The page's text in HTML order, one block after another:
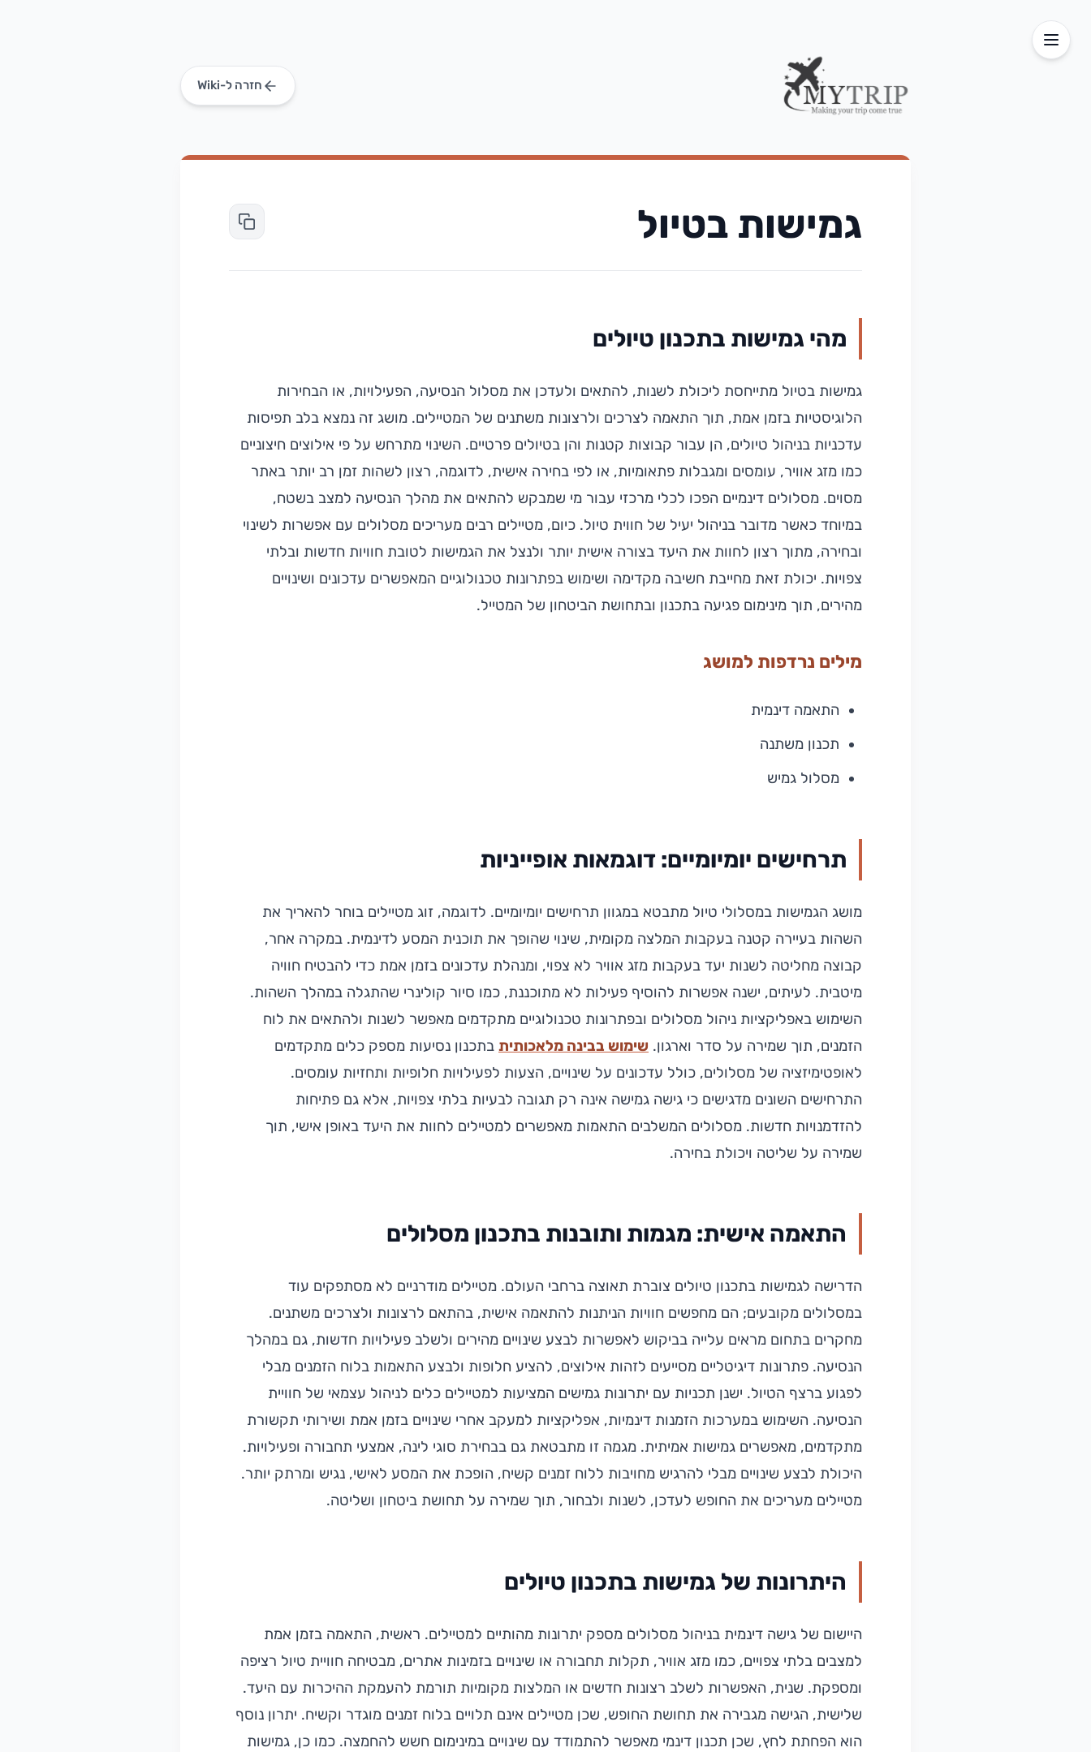
חזרה ל-Wiki
גמישות בטיול
מהי גמישות בתכנון טיולים
גמישות בטיול מתייחסת ליכולת לשנות, להתאים ולעדכן את מסלול הנסיעה, הפעילויות, או הבחירות
הלוגיסטיות בזמן אמת, תוך התאמה לצרכים ולרצונות משתנים של המטיילים. מושג זה נמצא בלב תפיסות
עדכניות בניהול טיולים, הן עבור קבוצות קטנות והן בטיולים פרטיים. השינוי מתרחש על פי אילוצים חיצוניים
כמו מזג אוויר, עומסים ומגבלות פתאומיות, או לפי בחירה אישית, לדוגמה, רצון לשהות זמן רב יותר באתר
מסוים. מסלולים דינמיים הפכו לכלי מרכזי עבור מי שמבקש להתאים את מהלך הנסיעה למצב בשטח,
במיוחד כאשר מדובר בניהול יעיל של חווית טיול. כיום, מטיילים רבים מעריכים מסלולים עם אפשרות לשינוי
ובחירה, מתוך רצון לחוות את היעד בצורה אישית יותר ולנצל את הגמישות לטובת חוויות חדשות ובלתי
צפויות. יכולת זאת מחייבת חשיבה מקדימה ושימוש בפתרונות טכנולוגיים המאפשרים עדכונים ושינויים
מהירים, תוך מינימום פגיעה בתכנון ובתחושת הביטחון של המטייל.
מילים נרדפות למושג
התאמה דינמית
תכנון משתנה
מסלול גמיש
תרחישים יומיומיים: דוגמאות אופייניות
מושג הגמישות במסלולי טיול מתבטא במגוון תרחישים יומיומיים. לדוגמה, זוג מטיילים בוחר להאריך את
השהות בעיירה קטנה בעקבות המלצה מקומית, שינוי שהופך את תוכנית המסע לדינמית. במקרה אחר,
קבוצה מחליטה לשנות יעד בעקבות מזג אוויר לא צפוי, ומנהלת עדכונים בזמן אמת כדי להבטיח חוויה
מיטבית. לעיתים, ישנה אפשרות להוסיף פעילות לא מתוכננת, כמו סיור קולינרי שהתגלה במהלך השהות.
השימוש באפליקציות ניהול מסלולים ובפתרונות טכנולוגיים מתקדמים מאפשר לשנות ולהתאים את לוח
הזמנים, תוך שמירה על סדר וארגון. שימוש בבינה מלאכותית בתכנון נסיעות מספק כלים מתקדמים
לאופטימיזציה של מסלולים, כולל עדכונים על שינויים, הצעות לפעילויות חלופיות ותחזיות עומסים.
התרחישים השונים מדגישים כי גישה גמישה אינה רק תגובה לבעיות בלתי צפויות, אלא גם פתיחות
להזדמנויות חדשות. מסלולים המשלבים התאמות מאפשרים למטיילים לחוות את היעד באופן אישי, תוך
שמירה על שליטה ויכולת בחירה.
התאמה אישית: מגמות ותובנות בתכנון מסלולים
הדרישה לגמישות בתכנון טיולים צוברת תאוצה ברחבי העולם. מטיילים מודרניים לא מסתפקים עוד
במסלולים מקובעים; הם מחפשים חוויות הניתנות להתאמה אישית, בהתאם לרצונות ולצרכים משתנים.
מחקרים בתחום מראים עלייה בביקוש לאפשרות לבצע שינויים מהירים ולשלב פעילויות חדשות, גם במהלך
הנסיעה. פתרונות דיגיטליים מסייעים לזהות אילוצים, להציע חלופות ולבצע התאמות בלוח הזמנים מבלי
לפגוע ברצף הטיול. ישנן תכניות עם יתרונות גמישים המציעות למטיילים כלים לניהול עצמאי של חוויית
הנסיעה. השימוש במערכות הזמנות דינמיות, אפליקציות למעקב אחרי שינויים בזמן אמת ושירותי תקשורת
מתקדמים, מאפשרים גמישות אמיתית. מגמה זו מתבטאת גם בבחירת סוגי לינה, אמצעי תחבורה ופעילויות.
היכולת לבצע שינויים מבלי להרגיש מחויבות ללוח זמנים קשיח, הופכת את המסע לאישי, נגיש ומרתק יותר.
מטיילים מעריכים את החופש לעדכן, לשנות ולבחור, תוך שמירה על תחושת ביטחון ושליטה.
היתרונות של גמישות בתכנון טיולים
היישום של גישה דינמית בניהול מסלולים מספק יתרונות מהותיים למטיילים. ראשית, התאמה בזמן אמת
למצבים בלתי צפויים, כמו מזג אוויר, תקלות תחבורה או שינויים בזמינות אתרים, מבטיחה חוויית טיול רציפה
ומספקת. שנית, האפשרות לשלב רצונות חדשים או המלצות מקומיות תורמת להעמקת ההיכרות עם היעד.
שלישית, הגישה מגבירה את תחושת החופש, שכן מטיילים אינם תלויים בלוח זמנים מוגדר וקשיח. יתרון נוסף
הוא הפחתת לחץ, שכן תכנון דינמי מאפשר להתמודד עם שינויים במינימום חשש להחמצה. כמו כן, גמישות